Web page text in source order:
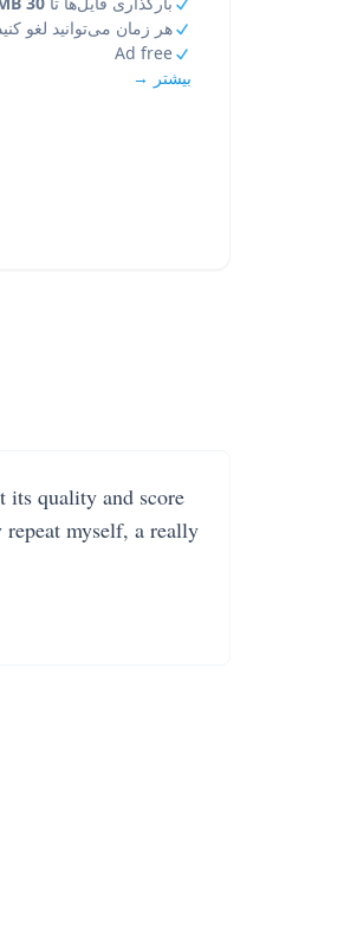
هر زمان می‌توانید لغو
Ad free
بیشتر →
its quality and score
myself, a really